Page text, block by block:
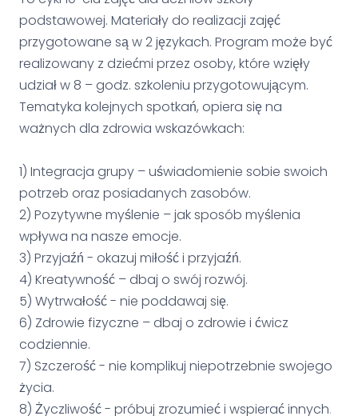
podstawowej. Materiały do realizacji zajęć
przygotowane są w 2 językach. Program może być
realizowany z dziećmi przez osoby, które wzięły
udział w 8 – godz. szkoleniu przygotowującym.
Tematyka kolejnych spotkań, opiera się na
ważnych dla zdrowia wskazówkach:
1) Integracja grupy – uświadomienie sobie swoich
potrzeb oraz posiadanych zasobów.
2) Pozytywne myślenie – jak sposób myślenia
wpływa na nasze emocje.
3) Przyjaźń - okazuj miłość i przyjaźń.
4) Kreatywność – dbaj o swój rozwój.
5) Wytrwałość - nie poddawaj się.
6) Zdrowie fizyczne – dbaj o zdrowie i ćwicz
codziennie.
7) Szczerość - nie komplikuj niepotrzebnie swojego
życia.
8) Życzliwość - próbuj zrozumieć i wspierać innych.